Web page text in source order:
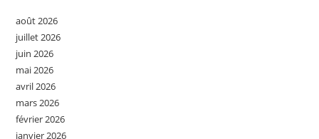
août 2026
juillet 2026
juin 2026
mai 2026
avril 2026
mars 2026
février 2026
janvier 2026